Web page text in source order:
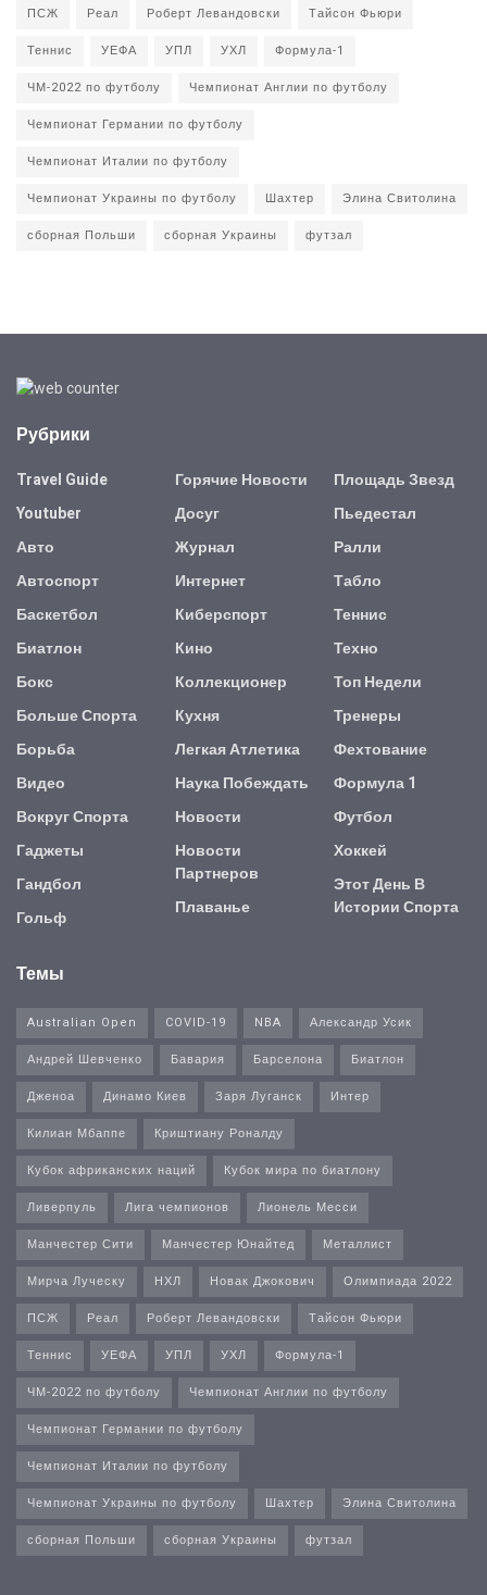
ПСЖ
Реал Роберт Левандовски
Тайсон Фьюри
Теннис
УЕФА УПЛ УХЛ
Формула-1
ЧМ-2022 по футболу
Чемпионат Англии по футболу
Чемпионат Германии по футболу
Чемпионат Италии по футболу
Чемпионат Украины по футболу
Шахтер
Элина Свитолина
сборная Польши
сборная Украины футзал
Рубрики
Travel Guide
Youtuber
Авто
Автоспорт
Баскетбол
Биатлон
Бокс
Больше Спорта
Борьба
Видео
Вокруг Спорта
Гаджеты
Гандбол
Гольф
Горячие Новости
Досуг
Журнал
Интернет
Киберспорт
Кино
Коллекционер
Кухня
Легкая Атлетика
Наука Побеждать
Новости
Новости
Партнеров
Плаванье
Площадь Звезд
Пьедестал
Ралли
Табло
Теннис
Техно
Топ Недели
Тренеры
Фехтование
Формула 1
Футбол
Хоккей
Этот День В
Истории Спорта
Темы
Australian Open COVID-19 NBA
Александр Усик
Андрей Шевченко
Бавария Барселона
Биатлон
Дженоа
Динамо Киев Заря Луганск
Интер
Килиан Мбаппе
Криштиану Роналду
Кубок африканских наций
Кубок мира по биатлону
Ливерпуль
Лига чемпионов
Лионель Месси
Манчестер Сити
Манчестер Юнайтед
Металлист
Мирча Луческу
НХЛ Новак Джокович
Олимпиада 2022
ПСЖ
Реал Роберт Левандовски
Тайсон Фьюри
Теннис
УЕФА УПЛ УХЛ
Формула-1
ЧМ-2022 по футболу
Чемпионат Англии по футболу
Чемпионат Германии по футболу
Чемпионат Италии по футболу
Чемпионат Украины по футболу
Шахтер
Элина Свитолина
сборная Польши
сборная Украины футзал